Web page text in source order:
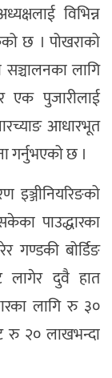
विभिन्न
छ । पोखराको
सञ्चालनका लागि
एक पुजारीलाई
आधारभूत
गर्नुभएको छ ।
इञ्जीनियरिङको
पाउद्धारका
बोर्डिङ
लागेर दुवै हात
लागि रु ३०
रु २० लाखभन्दा